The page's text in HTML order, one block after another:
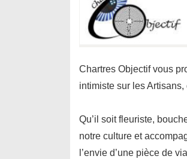
Chartres Objectif vous
intimiste sur les Artisans,
Qu’il soit fleuriste,
notre culture et
l’envie d’une pièce de